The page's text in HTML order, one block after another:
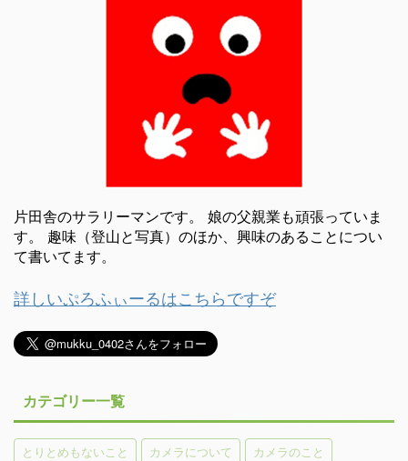
片田舎のサラリーマンです。 娘の父親業も頑張っていま
す。 趣味（登山と写真）のほか、興味のあることについ
て書いてます。
詳しいぷろふぃーるはこちらですぞ
カテゴリー一覧
とりとめもないこと カメラについて カメラのこと